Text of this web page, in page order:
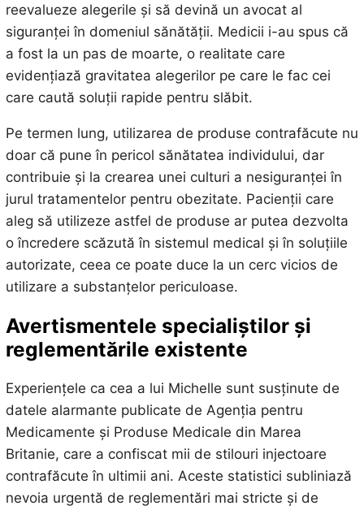
reevalueze alegerile și să devină un avocat al
siguranței în domeniul sănătății. Medicii i-au spus că
a fost la un pas de moarte, o realitate care
evidențiază gravitatea alegerilor pe care le fac cei
care caută soluții rapide pentru slăbit.
Pe termen lung, utilizarea de produse contrafăcute nu
doar că pune în pericol sănătatea individului, dar
contribuie și la crearea unei culturi a nesiguranței în
jurul tratamentelor pentru obezitate. Pacienții care
aleg să utilizeze astfel de produse ar putea dezvolta
o încredere scăzută în sistemul medical și în soluțiile
autorizate, ceea ce poate duce la un cerc vicios de
utilizare a substanțelor periculoase.
Avertismentele specialiștilor și
reglementările existente
Experiențele ca cea a lui Michelle sunt susținute de
datele alarmante publicate de Agenția pentru
Medicamente și Produse Medicale din Marea
Britanie, care a confiscat mii de stilouri injectoare
contrafăcute în ultimii ani. Aceste statistici subliniază
nevoia urgentă de reglementări mai stricte și de